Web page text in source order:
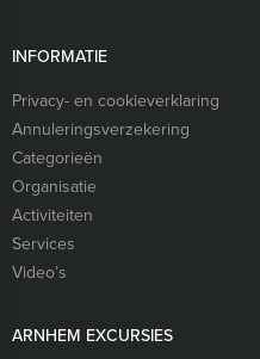
INFORMATIE
Privacy- en cookieverklaring
Annuleringsverzekering
Categorieën
Organisatie
Activiteiten
Services
Video’s
ARNHEM EXCURSIES